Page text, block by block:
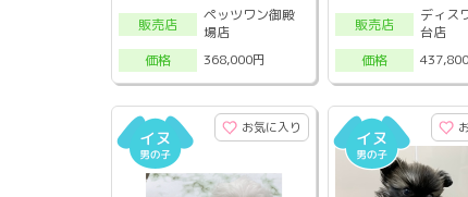
販売店
ペッツワン御殿
場店
価格
368,000円
販売店
ディス
台店
価格
お気に入り